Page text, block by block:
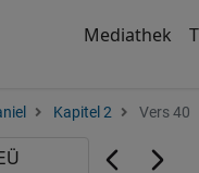
Mediathek
Kapitel 2 Vers 40